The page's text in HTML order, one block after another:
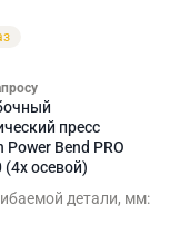
пресс
Power Bend PRO
(4х осевой)
детали, мм: